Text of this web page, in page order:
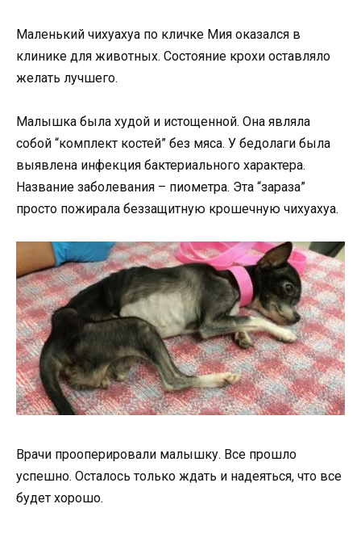
Маленький чихуахуа по кличке Мия оказался в
клинике для животных. Состояние крохи оставляло
желать лучшего.
Малышка была худой и истощенной. Она являла
собой “комплект костей” без мяса. У бедолаги была
выявлена инфекция бактериального характера.
Название заболевания – пиометра. Эта “зараза”
просто пожирала беззащитную крошечную чихуахуа.
Врачи прооперировали малышку. Все прошло
успешно. Осталось только ждать и надеяться, что все
будет хорошо.